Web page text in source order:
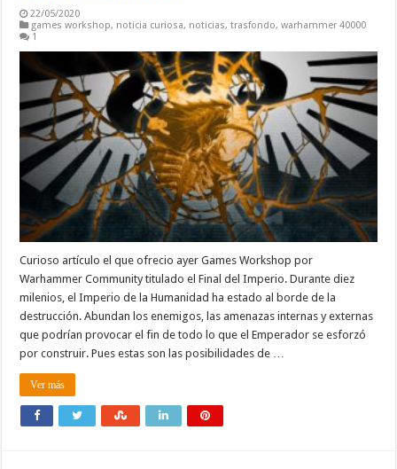
22/05/2020
games workshop, noticia curiosa, noticias,trasfondo,warhammer 40000
1
Curioso artículo el que ofrecio ayer Games Workshop por
Warhammer Community titulado el Final del Imperio. Durante diez
milenios, el Imperio de la Humanidad ha estado al borde de la
destrucción. Abundan los enemigos, las amenazas internas y externas
que podrían provocar el fin de todo lo que el Emperador se esforzó
por construir. Pues estas son las posibilidades de …
Ver más